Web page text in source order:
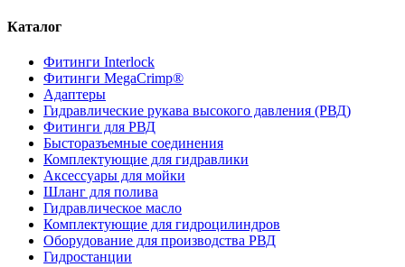
Каталог
Фитинги Interlock
Фитинги MegaCrimp®
Адаптеры
Гидравлические рукава высокого давления (РВД)
Фитинги для РВД
Бысторазъемные соединения
Комплектующие для гидравлики
Аксессуары для мойки
Шланг для полива
Гидравлическое масло
Комплектующие для гидроцилиндров
Оборудование для производства РВД
Гидростанции